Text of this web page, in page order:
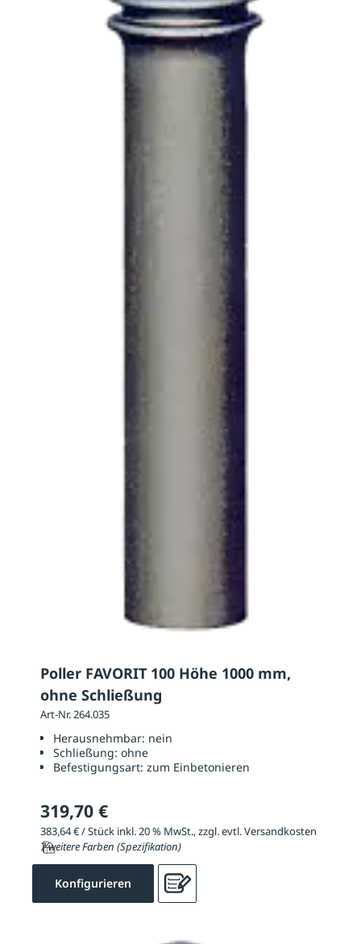
Poller FAVORIT 100 Höhe 1000 mm,
ohne Schließung
Art-Nr. 264.035
Herausnehmbar: nein
Schließung: ohne
Befestigungsart: zum Einbetonieren
319,70 €
383,64 € / Stück inkl. 20 % MwSt., zzgl. evtl. Versandkosten
7 weitere Farben (Spezifikation)
Konfigurieren